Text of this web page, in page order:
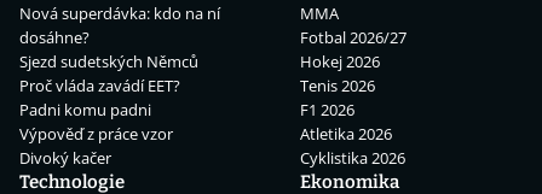
Nová superdávka: kdo na ní
dosáhne?
Sjezd sudetských Němců
Proč vláda zavádí EET?
Padni komu padni
Výpověď z práce vzor
Divoký kačer
MMA
Fotbal 2026/27
Hokej 2026
Tenis 2026
F1 2026
Atletika 2026
Cyklistika 2026
Technologie
Ekonomika